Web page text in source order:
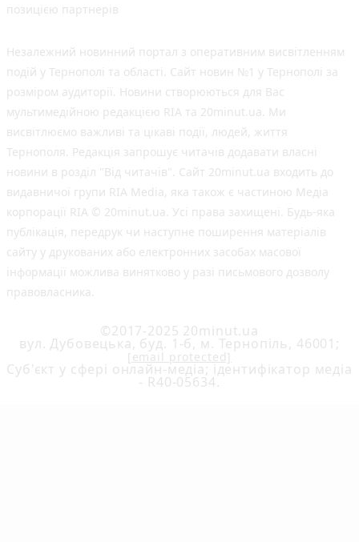
позицією партнерів
Незалежний новинний портал з оперативним висвітленням
подій у Тернополі та області. Сайт новин №1 у Тернополі за
розміром аудиторії. Новини створюються для Вас
мультимедійною редакцією RIA та 20minut.ua. Ми
висвітлюємо важливі та цікаві події, людей, життя
Тернополя. Редакція запрошує читачів додавати власні
новини в розділ "Від читачів". Сайт 20minut.ua входить до
видавничої групи RIA Media, яка також є частиною Медіа
корпорації RIA © 20minut.ua. Усі права захищені. Будь-яка
публiкацiя, передрук чи наступне поширення матеріалів
сайту у друкованих або електронних засобах масової
інформації можлива винятково у разі письмового дозволу
правовласника.
©2017-2025 20minut.ua
вул. Дубовецька, буд. 1-б, м. Тернопіль, 46001;
[email protected]
Cуб'єкт у сфері онлайн-медіа; ідентифікатор медіа
- R40-05634.